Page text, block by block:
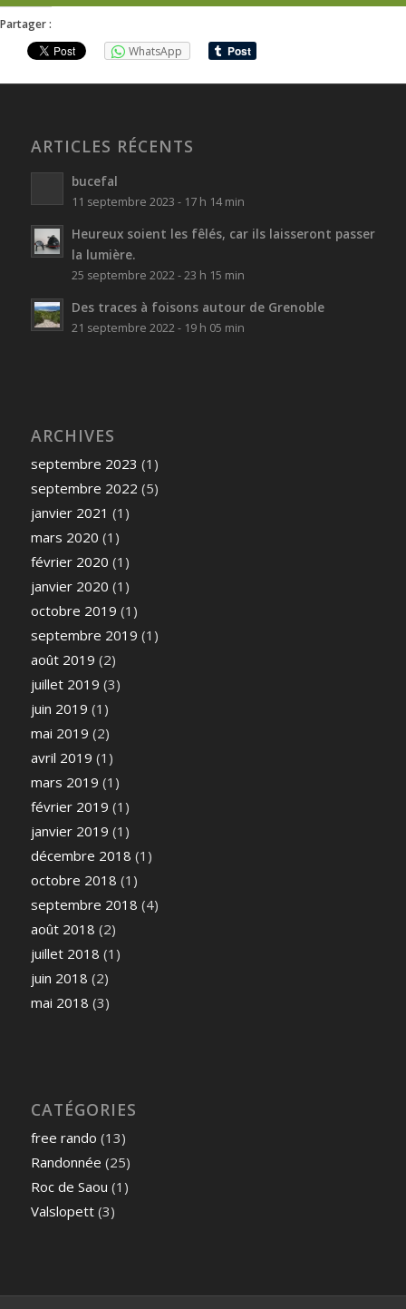
Partager :
WhatsApp
ARTICLES RÉCENTS
bucefal
11 septembre 2023 - 17 h 14 min
Heureux soient les fêlés, car ils laisseront passer
la lumière.
25 septembre 2022 - 23 h 15 min
Des traces à foisons autour de Grenoble
21 septembre 2022 - 19 h 05 min
ARCHIVES
septembre 2023 (1)
septembre 2022 (5)
janvier 2021 (1)
mars 2020 (1)
février 2020 (1)
janvier 2020 (1)
octobre 2019 (1)
septembre 2019 (1)
août 2019 (2)
juillet 2019 (3)
juin 2019 (1)
mai 2019 (2)
avril 2019 (1)
mars 2019 (1)
février 2019 (1)
janvier 2019 (1)
décembre 2018 (1)
octobre 2018 (1)
septembre 2018 (4)
août 2018 (2)
juillet 2018 (1)
juin 2018 (2)
mai 2018 (3)
CATÉGORIES
free rando (13)
Randonnée (25)
Roc de Saou (1)
Valslopett(3)